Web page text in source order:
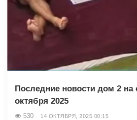
Последние новости дом 2 на
октября 2025
530 14 ОКТЯБРЯ, 2025 00:15